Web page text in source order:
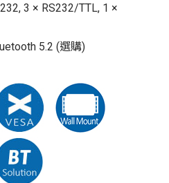
3 × RS232/TTL, 1 ×
5.2 (選購)